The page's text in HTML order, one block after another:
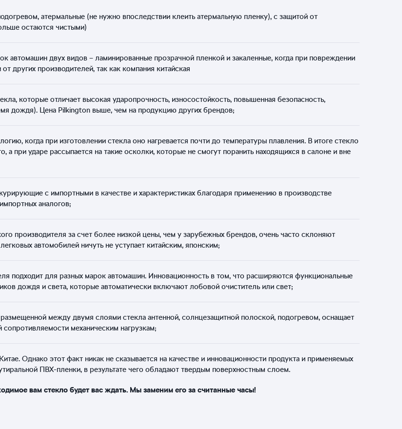
атермальные (не нужно впоследствии клеить атермальную пленку), с защитой от
остаются чистыми)
автомашин двух видов – ламинированные прозрачной пленкой и закаленные, когда при повреждении
других производителей, так как компания китайская
которые отличает высокая ударопрочность, износостойкость, повышенная безопасность,
дождя). Цена Pilkington выше, чем на продукцию других брендов;
когда при изготовлении стекла оно нагревается почти до температуры плавления. В итоге стекло
а при ударе рассыпается на такие осколки, которые не смогут поранить находящихся в салоне и вне
с импортными в качестве и характеристиках благодаря применению в производстве
аналогов;
производителя за счет более низкой цены, чем у зарубежных брендов, очень часто склоняют
автомобилей ничуть не уступает китайским, японским;
подходит для разных марок автомашин. Инновационность в том, что расширяются функциональные
дождя и света, которые автоматически включают лобовой очиститель или свет;
между двумя слоями стекла антенной, солнцезащитной полоской, подогревом, оснащает
механическим нагрузкам;
Однако этот факт никак не сказывается на качестве и инновационности продукта и применяемых
ПВХ-пленки, в результате чего обладают твердым поверхностным слоем.
вам стекло будет вас ждать. Мы заменим его за считанные часы!